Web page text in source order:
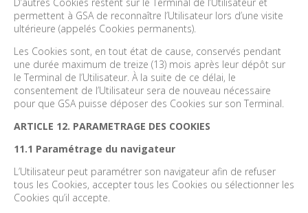
permettent à GSA de reconnaître l’Utilisateur lors d’une visite
ultérieure (appelés Cookies permanents).
Les Cookies sont, en tout état de cause, conservés pendant
une durée maximum de treize (13) mois après leur dépôt sur
le Terminal de l’Utilisateur. À la suite de ce délai, le
consentement de l’Utilisateur sera de nouveau nécessaire
pour que GSA puisse déposer des Cookies sur son Terminal.
ARTICLE 12. PARAMETRAGE DES COOKIES
11.1 Paramétrage du navigateur
L’Utilisateur peut paramétrer son navigateur afin de refuser
tous les Cookies, accepter tous les Cookies ou sélectionner les
Cookies qu’il accepte.